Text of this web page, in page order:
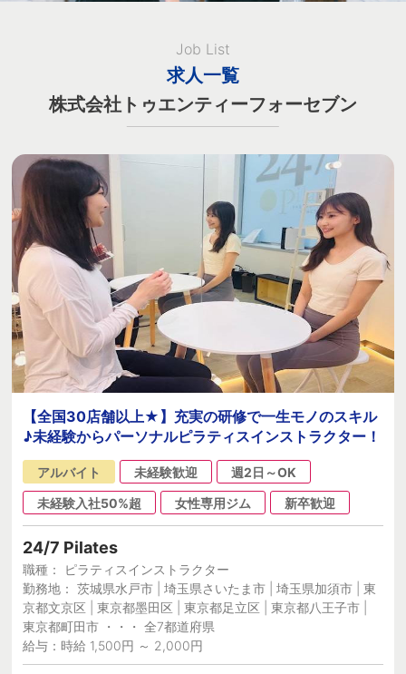
Job List
求人一覧
株式会社トゥエンティーフォーセブン
【全国30店舗以上★】充実の研修で一生モノのスキル
♪未経験からパーソナルピラティスインストラクター！
アルバイト 未経験歓迎
週2日～OK
未経験入社50%超
女性専用ジム 新卒歓迎
24/7 Pilates
職種： ピラティスインストラクター
勤務地： 茨城県水戸市 | 埼玉県さいたま市 | 埼玉県加須市 | 東
京都文京区 | 東京都墨田区 | 東京都足立区 | 東京都八王子市 |
東京都町田市 ・・・ 全7都道府県
給与：時給 1,500円 ～ 2,000円